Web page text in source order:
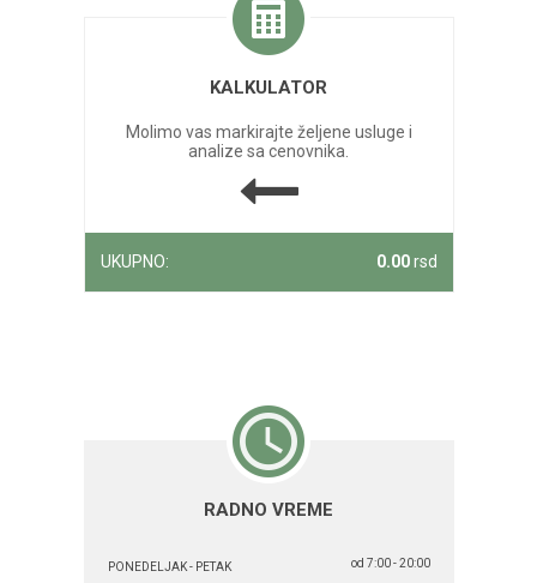
KALKULATOR
Molimo vas markirajte željene usluge i
analize sa cenovnika.
UKUPNO: 0.00rsd
RADNO VREME
PONEDELJAK - PETAK od 7:00 - 20:00